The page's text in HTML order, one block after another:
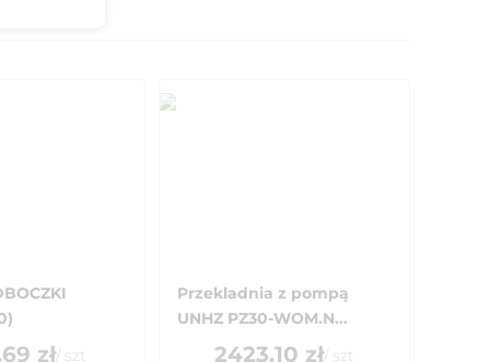
zł/ szt
Przekladnia z pompą
UNHZ PZ30-WOM.N...
2423.10 zł/ szt